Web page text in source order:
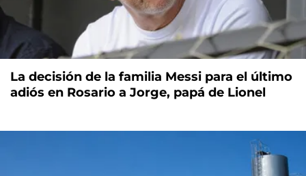
La decisión de la familia Messi para el último
adiós en Rosario a Jorge, papá de Lionel